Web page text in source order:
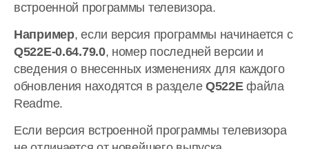
встроенной программы телевизора.
Например, если версия программы начинается с
Q522E-0.64.79.0, номер последней версии и
сведения о внесенных изменениях для каждого
обновления находятся в разделеQ522Eфайла
Readme.
Если версия встроенной программы телевизора